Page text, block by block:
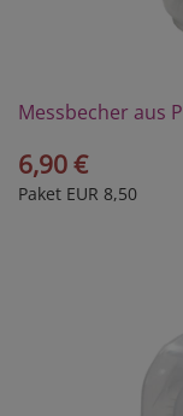
Messbecher aus
6,90 €
Paket EUR 8,50